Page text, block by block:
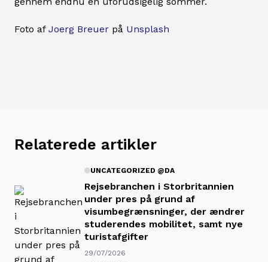
Foto af Joerg Breuer på Unsplash
Relaterede artikler
UNCATEGORIZED @DA
Rejsebranchen i Storbritannien
under pres på grund af
visumbegrænsninger, der ændrer
studerendes mobilitet, samt nye
turistafgifter
29/07/2026